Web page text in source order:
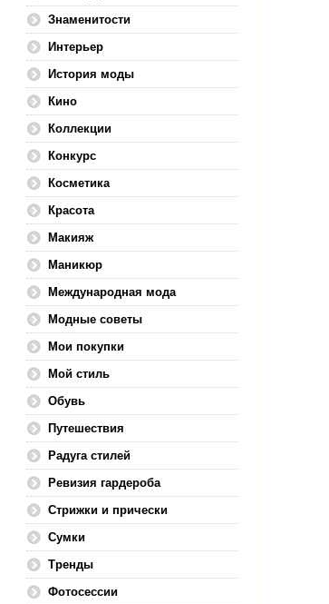
Знаменитости
Интерьер
История моды
Кино
Коллекции
Конкурс
Косметика
Красота
Макияж
Маникюр
Международная мода
Модные советы
Мои покупки
Мой стиль
Обувь
Путешествия
Радуга стилей
Ревизия гардероба
Стрижки и прически
Сумки
Тренды
Фотосессии